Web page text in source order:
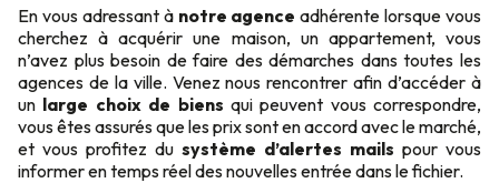
En vous adressant à notre agence adhérente lorsque vous
cherchez à acquérir une maison, un appartement, vous
n’avez plus besoin de faire des démarches dans toutes les
agences de la ville. Venez nous rencontrer afin d’accéder à
un large choix de biens qui peuvent vous correspondre,
vous êtes assurés que les prix sont en accord avec le marché,
et vous profitez du système d’alertes mails pour vous
informer en temps réel des nouvelles entrée dans le fichier.